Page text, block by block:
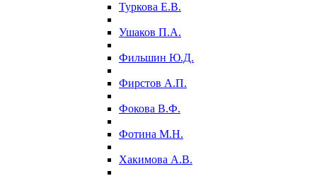
Туркова Е.В.
Ушаков П.А.
Фильшин Ю.Д.
Фирстов А.П.
Фокова В.Ф.
Фотина М.Н.
Хакимова А.В.